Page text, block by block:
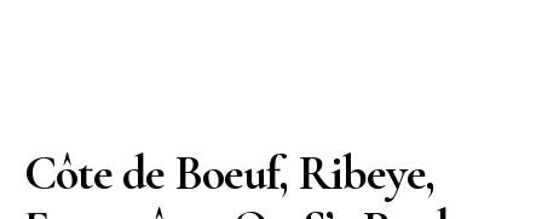
Côte de Boeuf, Ribeye,